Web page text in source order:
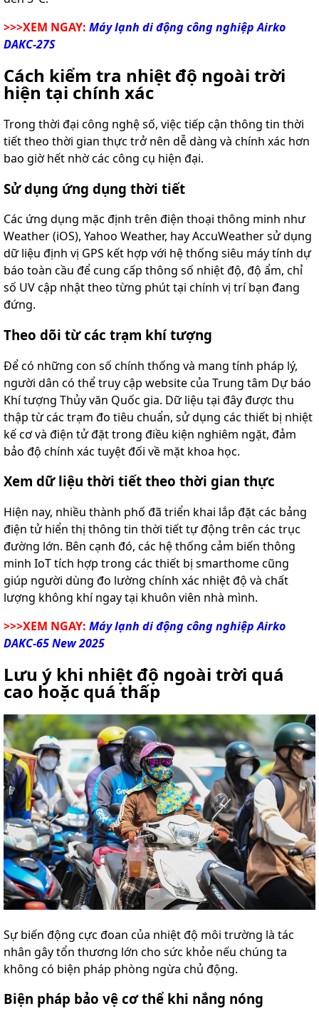
>>>XEM NGAY: Máy lạnh di động công nghiệp Airko
DAKC-27S
Cách kiểm tra nhiệt độ ngoài trời
hiện tại chính xác
Trong thời đại công nghệ số, việc tiếp cận thông tin thời
tiết theo thời gian thực trở nên dễ dàng và chính xác hơn
bao giờ hết nhờ các công cụ hiện đại.
Sử dụng ứng dụng thời tiết
Các ứng dụng mặc định trên điện thoại thông minh như
Weather (iOS), Yahoo Weather, hay AccuWeather sử dụng
dữ liệu định vị GPS kết hợp với hệ thống siêu máy tính dự
báo toàn cầu để cung cấp thông số nhiệt độ, độ ẩm, chỉ
số UV cập nhật theo từng phút tại chính vị trí bạn đang
đứng.
Theo dõi từ các trạm khí tượng
Để có những con số chính thống và mang tính pháp lý,
người dân có thể truy cập website của Trung tâm Dự báo
Khí tượng Thủy văn Quốc gia. Dữ liệu tại đây được thu
thập từ các trạm đo tiêu chuẩn, sử dụng các thiết bị nhiệt
kế cơ và điện tử đặt trong điều kiện nghiêm ngặt, đảm
bảo độ chính xác tuyệt đối về mặt khoa học.
Xem dữ liệu thời tiết theo thời gian thực
Hiện nay, nhiều thành phố đã triển khai lắp đặt các bảng
điện tử hiển thị thông tin thời tiết tự động trên các trục
đường lớn. Bên cạnh đó, các hệ thống cảm biến thông
minh IoT tích hợp trong các thiết bị smarthome cũng
giúp người dùng đo lường chính xác nhiệt độ và chất
lượng không khí ngay tại khuôn viên nhà mình.
>>>XEM NGAY: Máy lạnh di động công nghiệp Airko
DAKC-65 New 2025
Lưu ý khi nhiệt độ ngoài trời quá
cao hoặc quá thấp
Sự biến động cực đoan của nhiệt độ môi trường là tác
nhân gây tổn thương lớn cho sức khỏe nếu chúng ta
không có biện pháp phòng ngừa chủ động.
Biện pháp bảo vệ cơ thể khi nắng nóng